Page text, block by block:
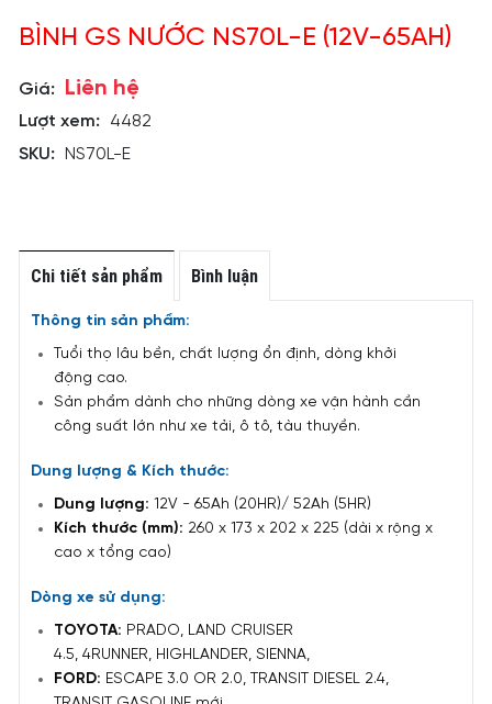
BÌNH GS NƯỚC NS70L-E (12V-65AH)
Giá: Liên hệ
Lượt xem:
4482
SKU:
NS70L-E
Chi tiết sản phẩm Bình luận
Thông tin sản phẩm:
Tuổi thọ lâu bền, chất lượng ổn định, dòng khởi
động cao.
Sản phẩm dành cho những dòng xe vận hành cần
công suất lớn như xe tải, ô tô, tàu thuyền.
Dung lượng & Kích thước:
Dung lượng: 12V - 65Ah (20HR)/ 52Ah (5HR)
Kích thước (mm): 260 x 173 x 202 x 225 (dài x rộng x
cao x tổng cao)
Dòng xe sử dụng:
TOYOTA: PRADO, LAND CRUISER
4.5, 4RUNNER, HIGHLANDER, SIENNA,
FORD: ESCAPE 3.0 OR 2.0, TRANSIT DIESEL 2.4,